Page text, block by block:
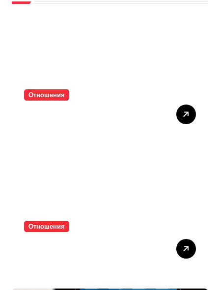
Отношения
Отношения